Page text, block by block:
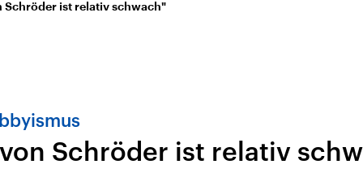
Nahostkonflikt
Iran
Schröder ist relativ schwach"
Schröder ist relativ